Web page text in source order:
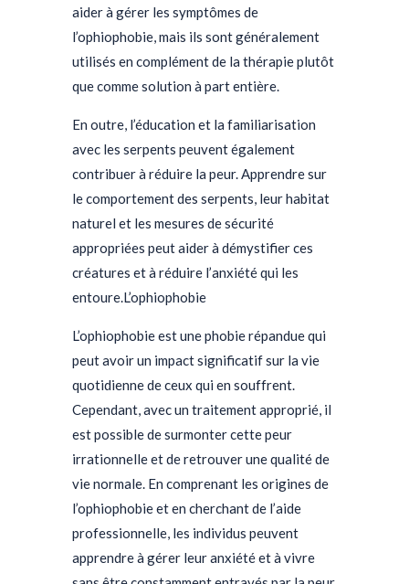
aider à gérer les symptômes de
l’ophiophobie, mais ils sont généralement
utilisés en complément de la thérapie plutôt
que comme solution à part entière.
En outre, l’éducation et la familiarisation
avec les serpents peuvent également
contribuer à réduire la peur. Apprendre sur
le comportement des serpents, leur habitat
naturel et les mesures de sécurité
appropriées peut aider à démystifier ces
créatures et à réduire l’anxiété qui les
entoure.L’ophiophobie
L’ophiophobie est une phobie répandue qui
peut avoir un impact significatif sur la vie
quotidienne de ceux qui en souffrent.
Cependant, avec un traitement approprié, il
est possible de surmonter cette peur
irrationnelle et de retrouver une qualité de
vie normale. En comprenant les origines de
l’ophiophobie et en cherchant de l’aide
professionnelle, les individus peuvent
apprendre à gérer leur anxiété et à vivre